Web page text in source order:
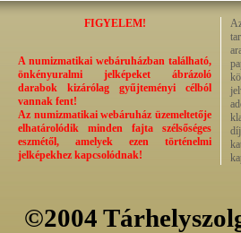
FIGYELEM!
A numizmatikai webáruházban található,
önkényuralmi jelképeket ábrázoló
darabok kizárólag gyűjteményi célból
vannak fent!
Az numizmatikai webáruház üzemeltetője
elhatárolódik minden fajta szélsőséges
eszmétől, amelyek ezen történelmi
jelképekhez kapcsolódnak!
©2004